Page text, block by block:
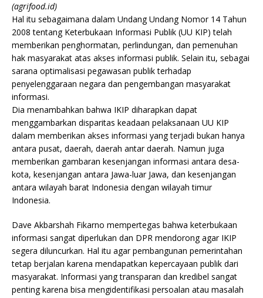
(agrifood.id)
Hal itu sebagaimana dalam Undang Undang Nomor 14 Tahun
2008 tentang Keterbukaan Informasi Publik (UU KIP) telah
memberikan penghormatan, perlindungan, dan pemenuhan
hak masyarakat atas akses informasi publik. Selain itu, sebagai
sarana optimalisasi pegawasan publik terhadap
penyelenggaraan negara dan pengembangan masyarakat
informasi.
Dia menambahkan bahwa IKIP diharapkan dapat
menggambarkan disparitas keadaan pelaksanaan UU KIP
dalam memberikan akses informasi yang terjadi bukan hanya
antara pusat, daerah, daerah antar daerah. Namun juga
memberikan gambaran kesenjangan informasi antara desa-
kota, kesenjangan antara Jawa-luar Jawa, dan kesenjangan
antara wilayah barat Indonesia dengan wilayah timur
Indonesia.
Dave Akbarshah Fikarno mempertegas bahwa keterbukaan
informasi sangat diperlukan dan DPR mendorong agar IKIP
segera diluncurkan. Hal itu agar pembangunan pemerintahan
tetap berjalan karena mendapatkan kepercayaan publik dari
masyarakat. Informasi yang transparan dan kredibel sangat
penting karena bisa mengidentifikasi persoalan atau masalah